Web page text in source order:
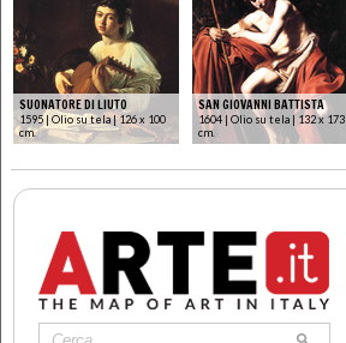
SUONATORE DI LIUTO
1595 | Olio su tela | 126 x 100
cm.
SAN GIOVANNI BATTISTA
1604 | Olio su tela | 132 x 173
cm.